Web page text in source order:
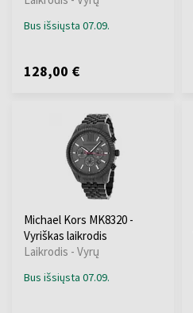
Bus išsiųsta 07.09.
128,00 €
Michael Kors MK8320 -
Vyriškas laikrodis
Laikrodis - Vyrų
Bus išsiųsta 07.09.